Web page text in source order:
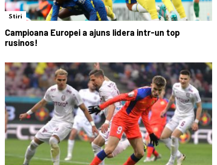
Stiri
Campioana Europei a ajuns lidera intr-un top
rusinos!